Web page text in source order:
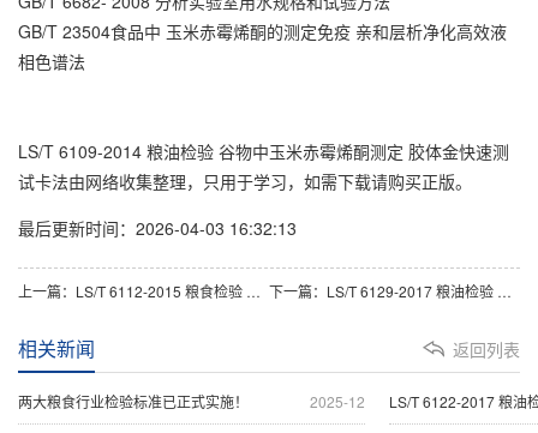
GB/T 23504食品中 玉米赤霉烯酮的测定免疫 亲和层析净化高效液
相色谱法
LS/T 6109-2014 粮油检验 谷物中玉米赤霉烯酮测定 胶体金快速测
试卡法由网络收集整理，只用于学习，如需下载请购买正版。
最后更新时间：2026-04-03 16:32:13
上一篇：LS/T 6112-2015 粮食检验 粮食中玉米赤霉烯酮测定 胶体金快速定量法 下一篇：LS/T 6129-2017 粮油检验 粮食中玉米赤霉烯酮的测定 超高效液相色谱法
返回列表
相关新闻
2025-12
两大粮食行业检验标准已正式实施！ LS/T 6122-2017 粮油检验